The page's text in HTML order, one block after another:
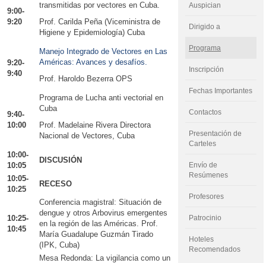
9:00-
9:20
transmitidas por vectores en Cuba.
Prof. Carilda Peña (Viceministra de
Higiene y Epidemiología) Cuba
9:20-
9:40
Manejo Integrado de Vectores en Las
Américas: Avances y desafíos.
Prof. Haroldo Bezerra OPS
9:40-
10:00
Programa de Lucha anti vectorial en
Cuba
Prof. Madelaine Rivera Directora
Nacional de Vectores, Cuba
10:00-
10:05
DISCUSIÓN
10:05-
10:25
RECESO
10:25-
10:45
Conferencia magistral: Situación de
dengue y otros Arbovirus emergentes
en la región de las Américas. Prof.
María Guadalupe Guzmán Tirado
(IPK, Cuba)
Mesa Redonda: La vigilancia como un
Auspician
Dirigido a
Programa
Inscripción
Fechas Importantes
Contactos
Presentación de
Carteles
Envío de
Resúmenes
Profesores
Patrocinio
Hoteles
Recomendados